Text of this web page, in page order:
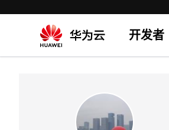
开发者